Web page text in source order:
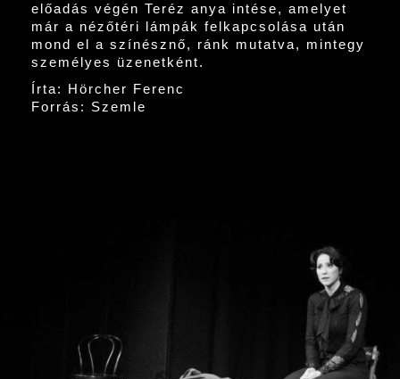
előadás végén Teréz anya intése, amelyet
már a nézőtéri lámpák felkapcsolása után
mond el a színésznő, ránk mutatva, mintegy
személyes üzenetként.
Írta: Hörcher Ferenc
Forrás: Szemle